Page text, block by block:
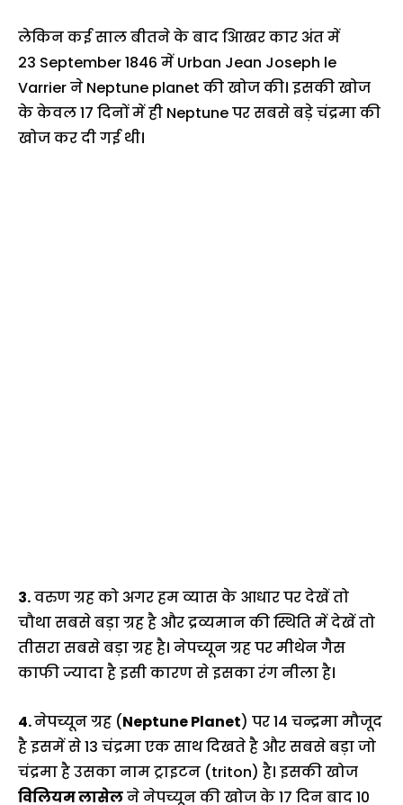
लेकिन कई साल बीतने के बाद आिखर कार अंत में
23 September 1846 में Urban Jean Joseph le
Varrier ने Neptune planet की खोज की। इसकी खोज
के केवल 17 दिनों में ही Neptune पर सबसे बड़े चंद्रमा की
खोज कर दी गई थी।
3.वरुण ग्रह को अगर हम व्यास के आधार पर देखें तो
चौथा सबसे बड़ा ग्रह है और द्रव्यमान की स्थिति में देखें तो
तीसरा सबसे बड़ा ग्रह है। नेपच्यून ग्रह पर मीथेन गैस
काफी ज्यादा है इसी कारण से इसका रंग नीला है।
4.नेपच्यून ग्रह (Neptune Planet) पर 14 चन्द्रमा मौजूद
है इसमें से 13 चंद्रमा एक साथ दिखते है और सबसे बड़ा जो
चंद्रमा है उसका नाम ट्राइटन (triton) है। इसकी खोज
विलियम लासेलने नेपच्यून की खोज के 17 दिन बाद 10